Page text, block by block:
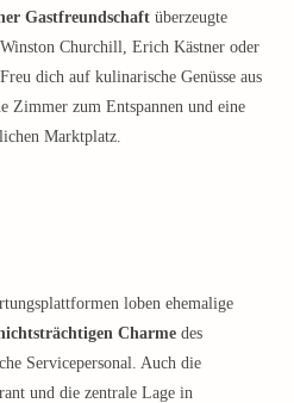
Gastfreundschaft überzeugte
Churchill, Erich Kästner oder
dich auf kulinarische Genüsse aus
Zimmer zum Entspannen und eine
Marktplatz.
loben ehemalige
Charme des
Servicepersonal. Auch die
und die zentrale Lage in